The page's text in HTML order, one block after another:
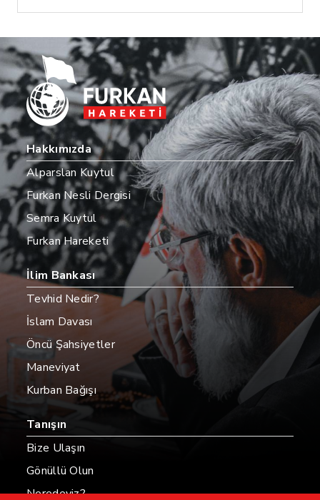
Hakkımızda
Alparslan Kuytul
Furkan Nesli Dergisi
Semra Kuytul
Furkan Hareketi
İlim Bankası
Tevhid Nedir?
İslam Davası
Öncü Şahsiyetler
Maneviyat
Kurban Bağışı
Tanışın
Bize Ulaşın
Gönüllü Olun
Neredeyiz?